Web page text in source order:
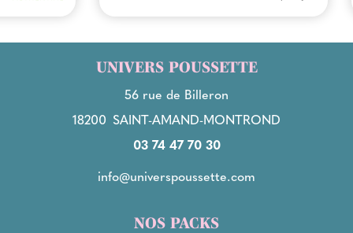
UNIVERS POUSSETTE
56 rue de Billeron
18200 SAINT-AMAND-MONTROND
03 74 47 70 30
info@universpoussette.com
NOS PACKS